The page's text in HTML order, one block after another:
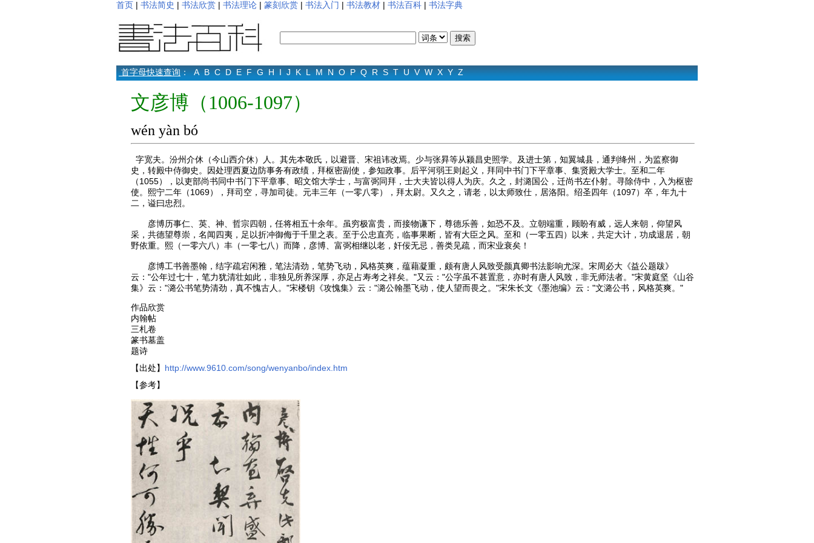
首页 | 书法简史 | 书法欣赏 | 书法理论 | 篆刻欣赏 | 书法入门 | 书法教材 | 书法百科 | 书法字典
首字母快速查询： A B C D E F G H I J K L M N O P Q R S T U V W X Y Z
文彦博（1006-1097）
wén yàn bó
字宽夫。汾州介休（今山西介休）人。其先本敬氏，以避晋、宋祖讳改焉。少与张昪等从颍昌史照学。及进士第，知翼城县，通判绛州，为监察御
史，转殿中侍御史。因处理西夏边防事务有政绩，拜枢密副使，参知政事。后平河弱王则起义，拜同中书门下平章事、集贤殿大学士。至和二年
（1055），以吏部尚书同中书门下平章事、昭文馆大学士，与富弼同拜，士大夫皆以得人为庆。久之，封潞国公，迁尚书左仆射。寻除侍中，入为枢密
使。熙宁二年（1069），拜司空，寻加司徒。元丰三年（一零八零），拜太尉。又久之，请老，以太师致仕，居洛阳。绍圣四年（1097）卒，年九十
二，谥曰忠烈。
彦博历事仁、英、神、哲宗四朝，任将相五十余年。虽穷极富贵，而接物谦下，尊德乐善，如恐不及。立朝端重，顾盼有威，远人来朝，仰望风
采，共德望尊崇，名闻四夷，足以折冲御侮于千里之表。至于公忠直亮，临事果断，皆有大臣之风。至和（一零五四）以来，共定大计，功成退居，朝
野依重。熙（一零六八）丰（一零七八）而降，彦博、富弼相继以老，奸佞无忌，善类见疏，而宋业衰矣！
彦博工书善墨翰，结字疏宕闲雅，笔法清劲，笔势飞动，风格英爽，蕴藉凝重，颇有唐人风致受颜真卿书法影响尤深。宋周必大《益公题跋》
云："公年过七十，笔力犹清壮如此，非独见所养深厚，亦足占寿考之祥矣。"又云："公字虽不甚置意，亦时有唐人风致，非无师法者。"宋黄庭坚《山谷
集》云："潞公书笔势清劲，真不愧古人。"宋楼钥《攻愧集》云："潞公翰墨飞动，使人望而畏之。"宋朱长文《墨池编》云："文潞公书，风格英爽。"
作品欣赏
内翰帖
三札卷
篆书墓盖
题诗
【出处】 http://www.9610.com/song/wenyanbo/index.htm
【参考】